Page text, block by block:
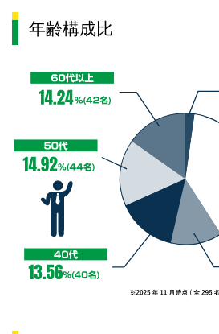
年齢構成比